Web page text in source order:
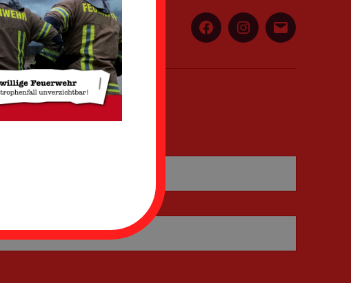
FacebookInstagram
E-